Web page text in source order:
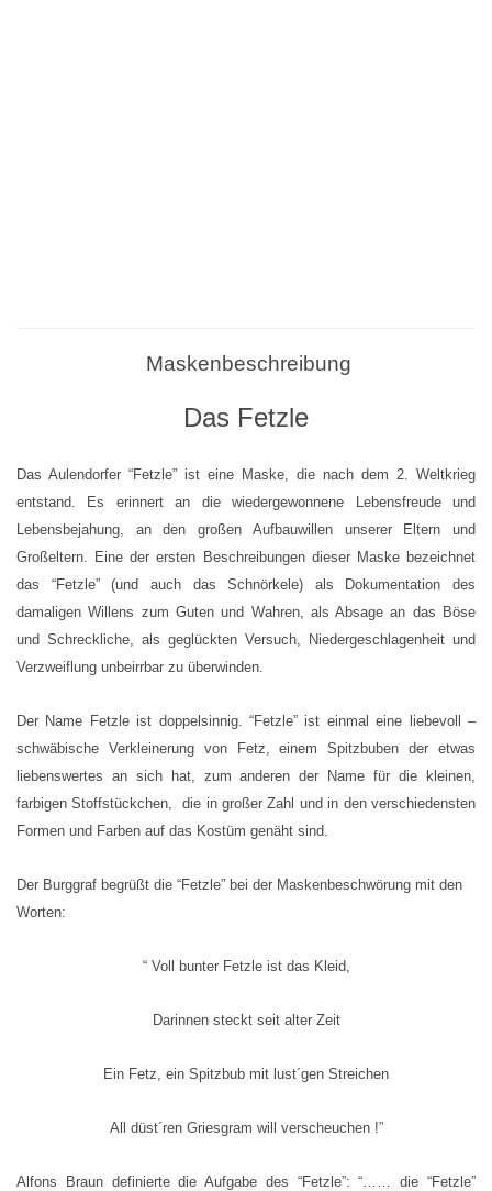
Maskenbeschreibung
Das Fetzle
Das Aulendorfer “Fetzle” ist eine Maske, die nach dem 2. Weltkrieg
entstand. Es erinnert an die wiedergewonnene Lebensfreude und
Lebensbejahung, an den großen Aufbauwillen unserer Eltern und
Großeltern. Eine der ersten Beschreibungen dieser Maske bezeichnet
das “Fetzle” (und auch das Schnörkele) als Dokumentation des
damaligen Willens zum Guten und Wahren, als Absage an das Böse
und Schreckliche, als geglückten Versuch, Niedergeschlagenheit und
Verzweiflung unbeirrbar zu überwinden.
Der Name Fetzle ist doppelsinnig. “Fetzle” ist einmal eine liebevoll –
schwäbische Verkleinerung von Fetz, einem Spitzbuben der etwas
liebenswertes an sich hat, zum anderen der Name für die kleinen,
farbigen Stoffstückchen, die in großer Zahl und in den verschiedensten
Formen und Farben auf das Kostüm genäht sind.
Der Burggraf begrüßt die “Fetzle” bei der Maskenbeschwörung mit den
Worten:
“ Voll bunter Fetzle ist das Kleid,
Darinnen steckt seit alter Zeit
Ein Fetz, ein Spitzbub mit lust´gen Streichen
All düst´ren Griesgram will verscheuchen !”
Alfons Braun definierte die Aufgabe des “Fetzle”: “…… die “Fetzle”